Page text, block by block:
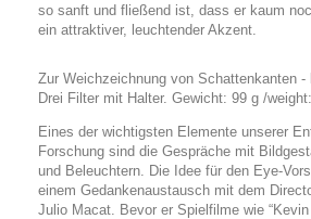
so sanft und fließend ist, dass er kaum
ein attraktiver, leuchtender Akzent.
Zur Weichzeichnung von Schattenkanten -
Drei Filter mit Halter. Gewicht: 99 g /
Eines der wichtigsten Elemente unserer
Forschung sind die Gespräche mit
und Beleuchtern. Die Idee für den Eye-
einem Gedankenaustausch mit dem
Julio Macat. Bevor er Spielfilme wie